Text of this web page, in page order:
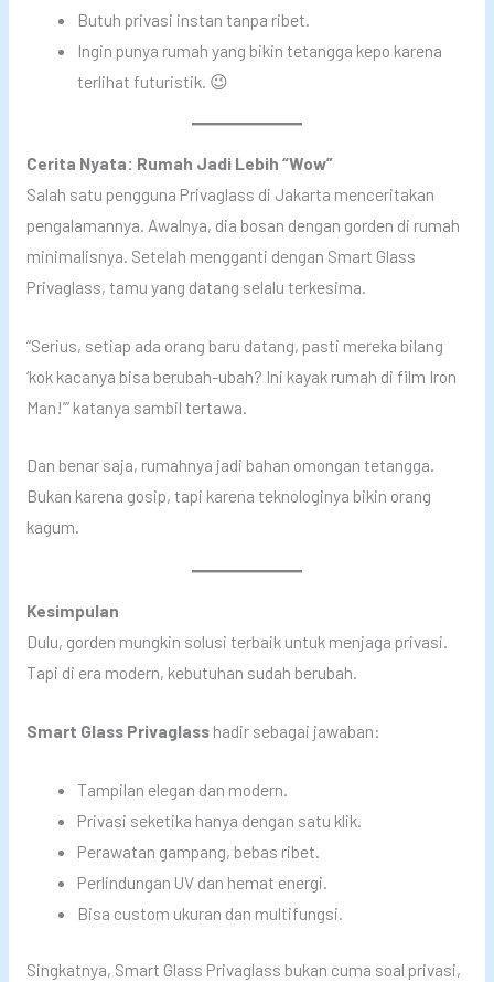
Butuh privasi instan tanpa ribet.
Ingin punya rumah yang bikin tetangga kepo karena
terlihat futuristik. 😉
Cerita Nyata: Rumah Jadi Lebih “Wow”
Salah satu pengguna Privaglass di Jakarta menceritakan
pengalamannya. Awalnya, dia bosan dengan gorden di rumah
minimalisnya. Setelah mengganti dengan Smart Glass
Privaglass, tamu yang datang selalu terkesima.
“Serius, setiap ada orang baru datang, pasti mereka bilang
‘kok kacanya bisa berubah-ubah? Ini kayak rumah di film Iron
Man!’” katanya sambil tertawa.
Dan benar saja, rumahnya jadi bahan omongan tetangga.
Bukan karena gosip, tapi karena teknologinya bikin orang
kagum.
Kesimpulan
Dulu, gorden mungkin solusi terbaik untuk menjaga privasi.
Tapi di era modern, kebutuhan sudah berubah.
Smart Glass Privaglasshadir sebagai jawaban:
Tampilan elegan dan modern.
Privasi seketika hanya dengan satu klik.
Perawatan gampang, bebas ribet.
Perlindungan UV dan hemat energi.
Bisa custom ukuran dan multifungsi.
Singkatnya, Smart Glass Privaglass bukan cuma soal privasi,